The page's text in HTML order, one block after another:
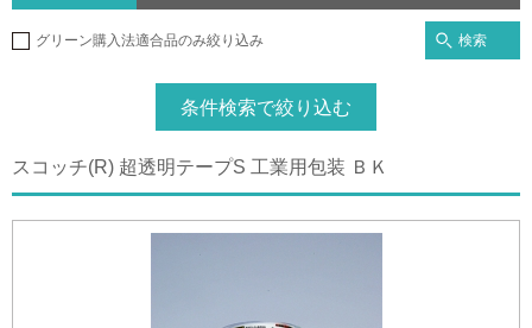
グリーン購入法適合品のみ絞り込み 検索
条件検索で絞り込む
スコッチ(R) 超透明テープS 工業用包装 ＢＫ